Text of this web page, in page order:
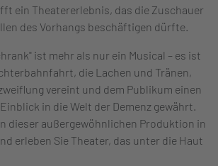
ein Theatererlebnis, das die Zuschauer
des Vorhangs beschäftigen dürfte.
ist mehr als nur ein Musical – es ist
die Lachen und Tränen,
vereint und dem Publikum einen
in die Welt der Demenz gewährt.
dieser außergewöhnlichen Produktion in
erleben Sie Theater, das unter die Haut